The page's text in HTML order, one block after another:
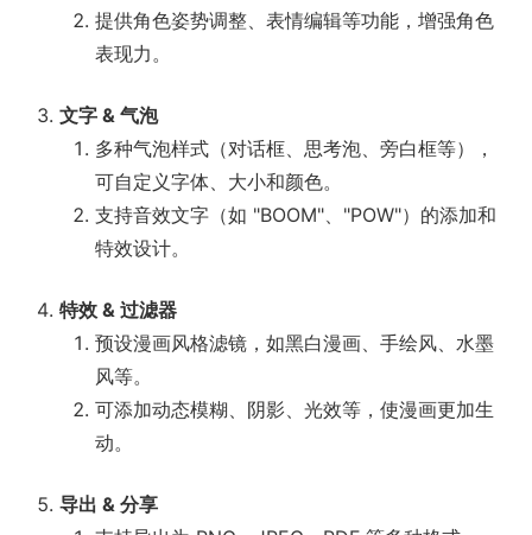
提供角色姿势调整、表情编辑等功能，增强角色
表现力。
文字 & 气泡
多种气泡样式（对话框、思考泡、旁白框等），
可自定义字体、大小和颜色。
支持音效文字（如 "BOOM"、"POW"）的添加和
特效设计。
特效 & 过滤器
预设漫画风格滤镜，如黑白漫画、手绘风、水墨
风等。
可添加动态模糊、阴影、光效等，使漫画更加生
动。
导出 & 分享